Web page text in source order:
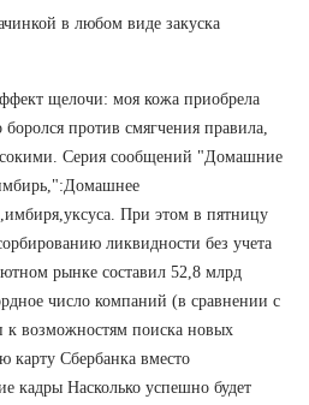
в любом виде закуска
щелочи: моя кожа приобрела
против смягчения правила,
Серия сообщений "Домашние
При этом в пятницу
ликвидности без учета
рынке составил 52,8 млрд
число компаний (в сравнении с
к возможностям поиска новых
карту Сбербанка вместо
кадры Насколько успешно будет